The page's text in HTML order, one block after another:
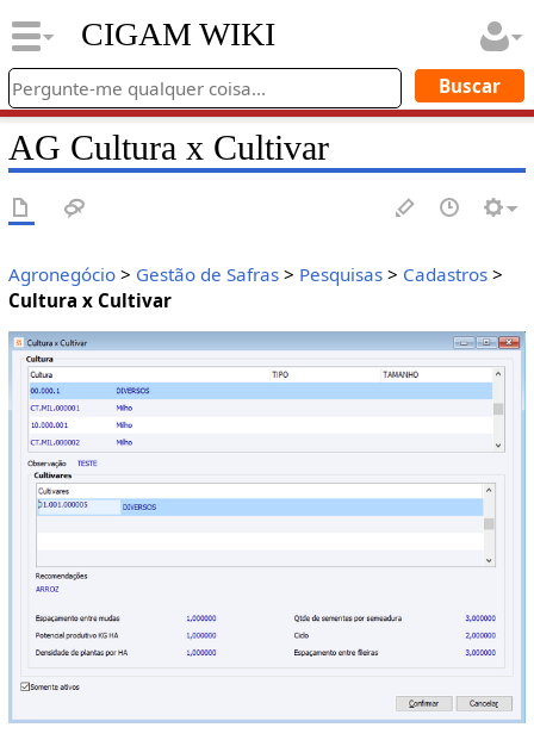
CIGAM WIKI
AG Cultura x Cultivar
Agronegócio> Gestão de Safras> Pesquisas> Cadastros>
Cultura x Cultivar